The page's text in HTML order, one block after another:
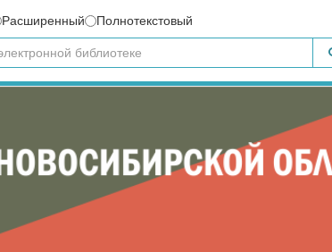
Расширенный
Полнотекстовый